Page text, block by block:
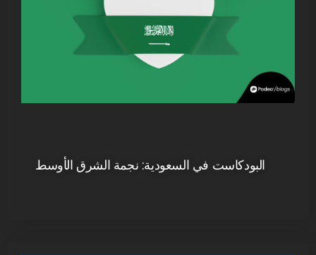
البودكاست في السعودية: نجمة الشرق الأوسط